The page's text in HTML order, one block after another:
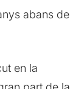
abans de
en la